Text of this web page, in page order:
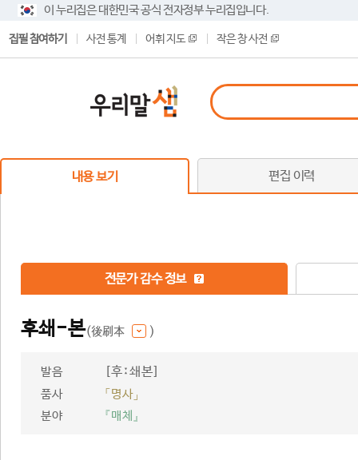
이 누리집은 대한민국 공식 전자정부 누리집입니다.
집필 참여하기 사전 통계 어휘 지도 작은 창 사전
내용 보기 편집 이력
전문가 감수 정보
후쇄-본(後刷本 )
발음 [후ː쇄본]
품사
「명사」
분야
『매체』